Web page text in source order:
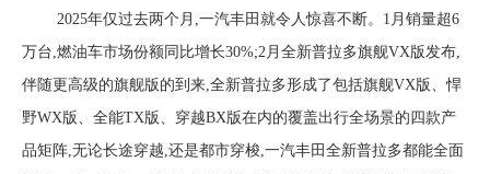
2025年仅过去两个月,一汽丰田就令人惊喜不断。1月销量超6
万台,燃油车市场份额同比增长30%;2月全新普拉多旗舰VX版发布,
伴随更高级的旗舰版的到来,全新普拉多形成了包括旗舰VX版、悍
野WX版、全能TX版、穿越BX版在内的覆盖出行全场景的四款产
品矩阵,无论长途穿越,还是都市穿梭,一汽丰田全新普拉多都能全面